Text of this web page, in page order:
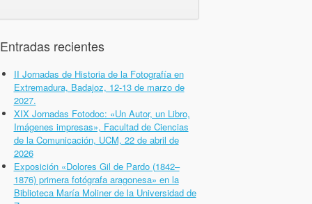
Entradas recientes
II Jornadas de Historia de la Fotografía en
Extremadura, Badajoz, 12-13 de marzo de
2027.
XIX Jornadas Fotodoc: «Un Autor, un Libro,
Imágenes impresas», Facultad de Ciencias
de la Comunicación, UCM, 22 de abril de
2026
Exposición «Dolores Gil de Pardo (1842–
1876) primera fotógrafa aragonesa» en la
Biblioteca María Moliner de la Universidad de